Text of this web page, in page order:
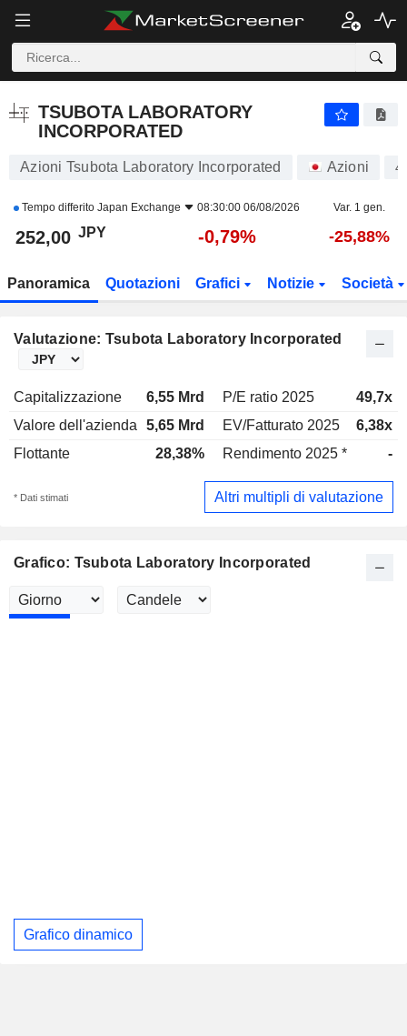
TSUBOTA LABORATORY
INCORPORATED
Azioni Tsubota Laboratory Incorporated Azioni
Tempo differito Japan Exchange 08:30:00 06/08/2026 Var. 1 gen.
252,00 JPY -0,79% -25,88%
Panoramica Quotazioni Grafici Notizie Società
Valutazione: Tsubota Laboratory Incorporated
Capitalizzazione 6,55 Mrd P/E ratio 2025
49,7x
Valore dell'azienda
5,65 Mrd EV/Fatturato 2025
6,38x
Flottante
28,38% Rendimento 2025 * -
* Dati stimati Altri multipli di valutazione
Grafico: Tsubota Laboratory Incorporated
Grafico dinamico